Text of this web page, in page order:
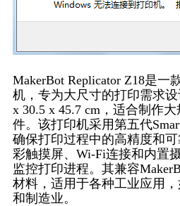
MakerBot Replicator Z18是一
机，专为大尺寸的打印需求
x 30.5 x 45.7 cm，适合制作
件。该打印机采用第五代
确保打印过程中的高精度和
彩触摸屏、Wi-Fi连接和内置
监控打印进程。其兼容
材料，适用于各种工业应用
和制造业。